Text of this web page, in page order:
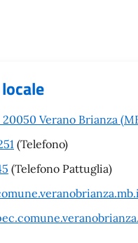
20050 Verano Brianza
(Telefono)
(Telefono Pattuglia)